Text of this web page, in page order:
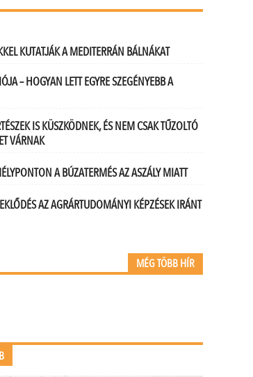
KUTATJÁK A MEDITERRÁN BÁLNÁKAT
– HOGYAN LETT EGYRE SZEGÉNYEBB A
IS KÜSZKÖDNEK, ÉS NEM CSAK TŰZOLTÓ
VÁRNAK
A BÚZATERMÉS AZ ASZÁLY MIATT
AZ AGRÁRTUDOMÁNYI KÉPZÉSEK IRÁNT
MÉG TÖBB HÍR